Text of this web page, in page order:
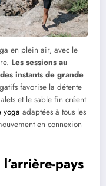
en plein air, avec le
Les sessions au
instants de grande
favorise la détente
et le sable fin créent
yoga adaptées à tous les
en connexion
pays